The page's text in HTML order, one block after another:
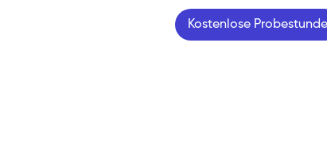
Kostenlose Probestunde